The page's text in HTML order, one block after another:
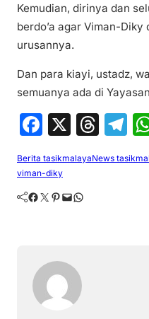
Kemudian, dirinya dan
berdo’a agar Viman-
urusannya.
Dan para kiayi, ustadz,
semuanya ada di
F
c
e
o
k
X
T
e
T
e
Berita tasikmalayaNews
viman-diky
Facebook Twitter Pinterest Mail WhatsApp